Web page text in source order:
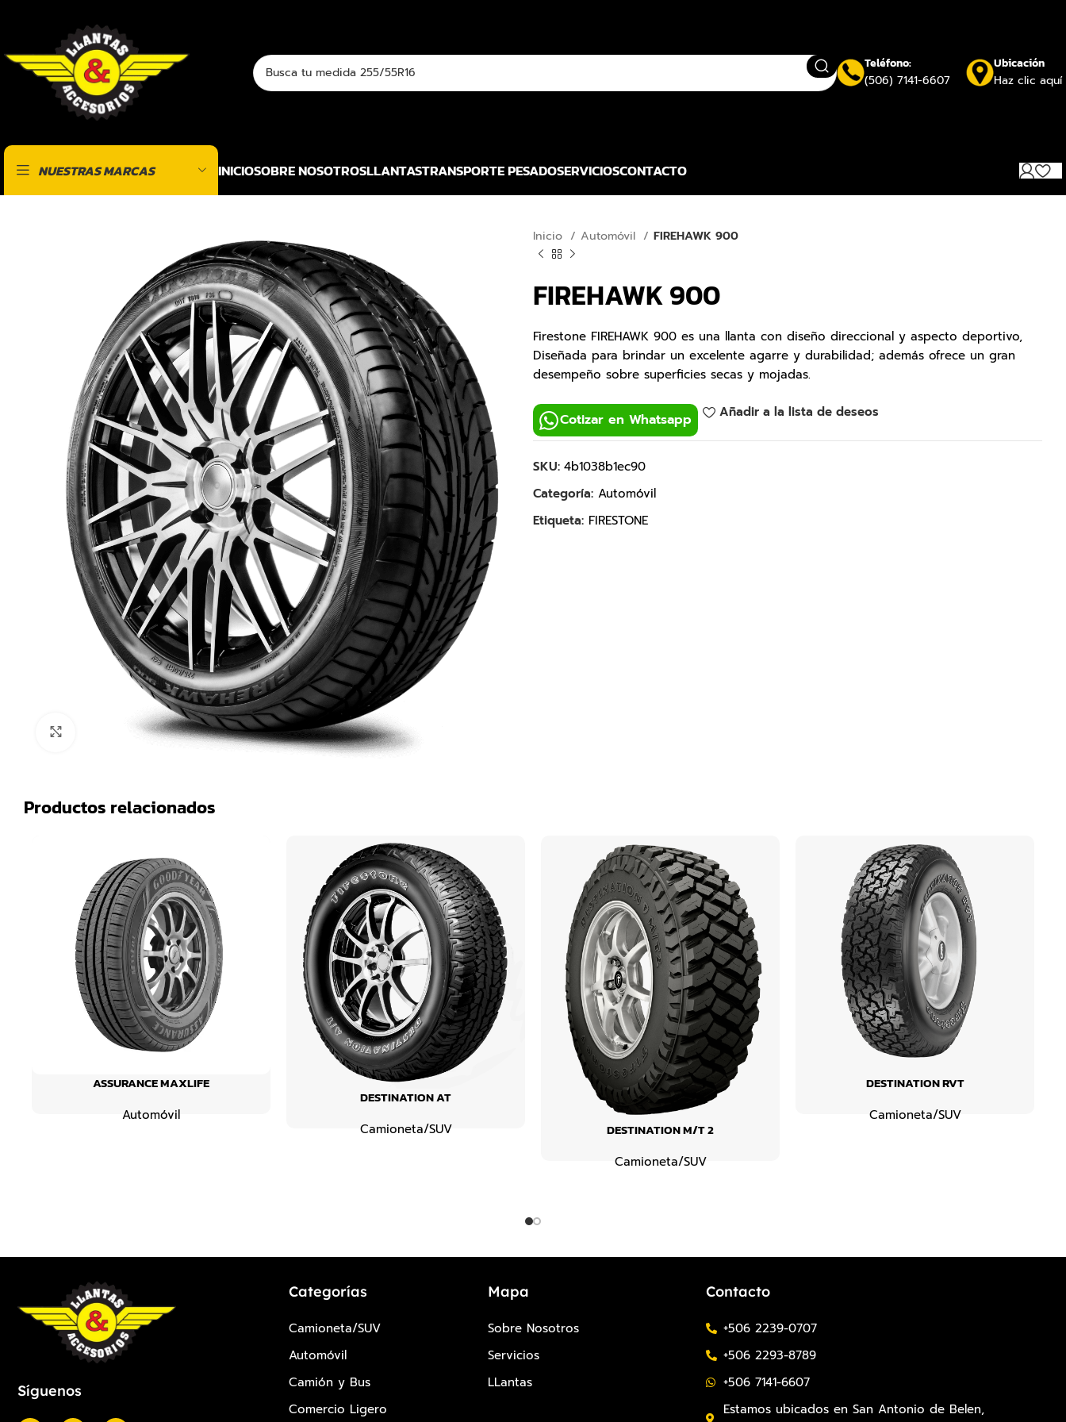
Teléfono:
(506) 7141-6607
Ubicación
Haz clic aquí
NUESTRAS MARCAS INICIOSOBRE NOSOTROSLLANTASTRANSPORTE PESADOSERVICIOSCONTACTO
Click para agrandar
Inicio Automóvil FIREHAWK 900
FIREHAWK 900
Firestone FIREHAWK 900 es una llanta con diseño direccional y aspecto deportivo,
Diseñada para brindar un excelente agarre y durabilidad; además ofrece un gran
desempeño sobre superficies secas y mojadas.
Cotizar en Whatsapp Añadir a la lista de deseos
SKU: 4b1038b1ec90
Categoría: Automóvil
Etiqueta: FIRESTONE
Productos relacionados
ASSURANCE MAXLIFE
Automóvil
DESTINATION AT
Camioneta/SUV DESTINATION M/T 2
Camioneta/SUV
DESTINATION RVT
Camioneta/SUV
Síguenos
Categorías
Camioneta/SUV
Automóvil
Camión y Bus
Comercio Ligero
Mapa
Sobre Nosotros
Servicios
LLantas
Contacto
+506 2239-0707
+506 2293-8789
+506 7141-6607
Estamos ubicados en San Antonio de Belen,